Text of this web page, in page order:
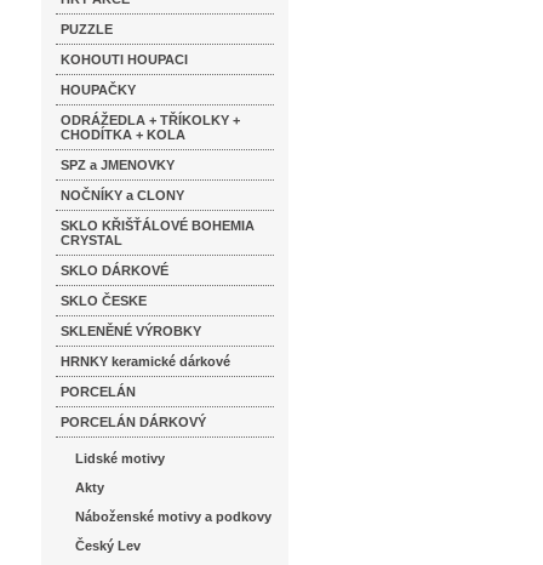
PUZZLE
KOHOUTI HOUPACI
HOUPAČKY
ODRÁŽEDLA + TŘÍKOLKY +
CHODÍTKA + KOLA
SPZ a JMENOVKY
NOČNÍKY a CLONY
SKLO KŘIŠŤÁLOVÉ BOHEMIA
CRYSTAL
SKLO DÁRKOVÉ
SKLO ČESKE
SKLENĚNÉ VÝROBKY
HRNKY keramické dárkové
PORCELÁN
PORCELÁN DÁRKOVÝ
Lidské motivy
Akty
Náboženské motivy a podkovy
Český Lev